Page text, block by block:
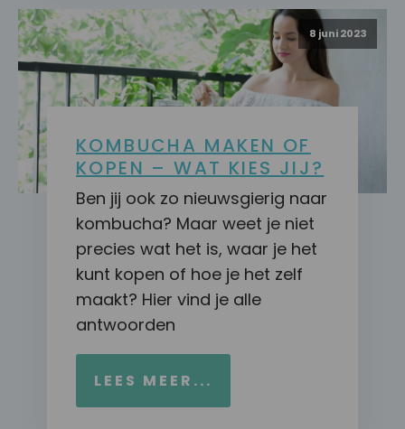
8 juni 2023
KOMBUCHA MAKEN OF
KOPEN – WAT KIES JIJ?
Ben jij ook zo nieuwsgierig naar
kombucha? Maar weet je niet
precies wat het is, waar je het
kunt kopen of hoe je het zelf
maakt? Hier vind je alle
antwoorden
LEES MEER...